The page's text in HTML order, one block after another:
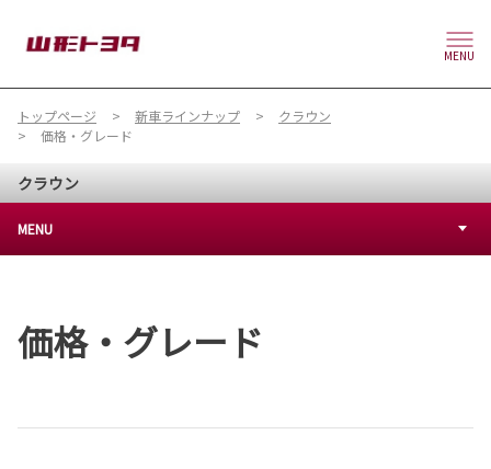
MENU
トップページ 新車ラインナップ
クラウン
価格・グレード
クラウン
MENU
価格・グレード